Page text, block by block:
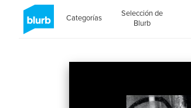
Categorías
Selección de
Blurb